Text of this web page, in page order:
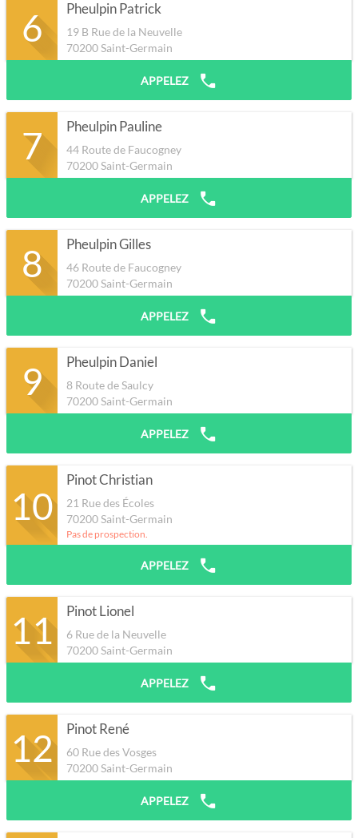
6 Pheulpin Patrick
19 B Rue de la Neuvelle
70200Saint-Germain
APPELEZ
7 Pheulpin Pauline
44 Route de Faucogney
70200Saint-Germain
APPELEZ
8 Pheulpin Gilles
46 Route de Faucogney
70200Saint-Germain
APPELEZ
9 Pheulpin Daniel
8 Route de Saulcy
70200Saint-Germain
APPELEZ
10
Pinot Christian
21 Rue des Écoles
70200Saint-Germain
Pas de prospection.
APPELEZ
11 Pinot Lionel
6 Rue de la Neuvelle
70200Saint-Germain
APPELEZ
12 Pinot René
60 Rue des Vosges
70200Saint-Germain
APPELEZ